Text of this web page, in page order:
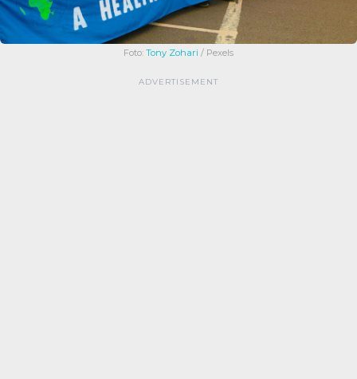
Foto: Tony Zohari / Pexels